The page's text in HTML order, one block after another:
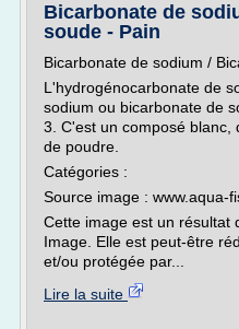
Bicarbonate de
soude - Pain
Bicarbonate de sodium /
L'hydrogénocarbonate de
sodium ou bicarbonate de
3. C'est un composé blanc,
de poudre.
Catégories :
Source image : www.aqua-
Cette image est un résultat
Image. Elle est peut-être
et/ou protégée par...
Lire la suite